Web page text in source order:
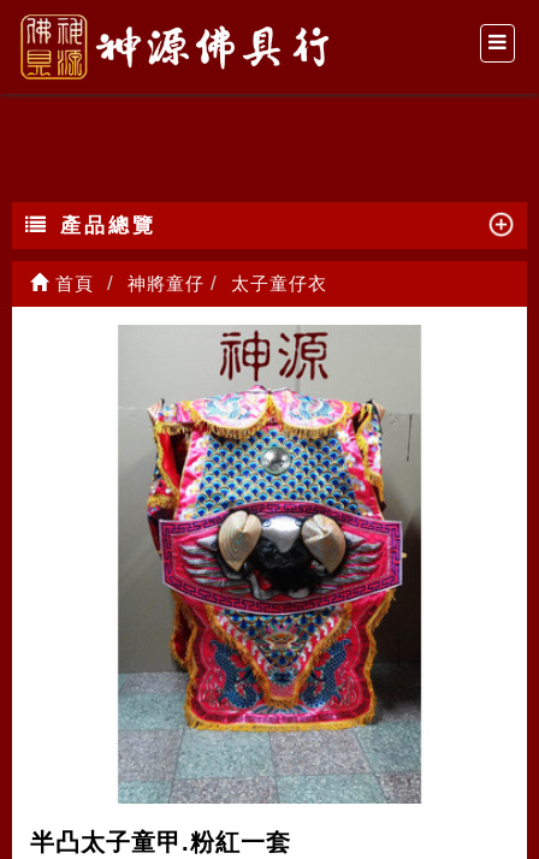
太子童仔衣
產品總覽
首頁 神將童仔 太子童仔衣
半凸太子童甲.粉紅一套